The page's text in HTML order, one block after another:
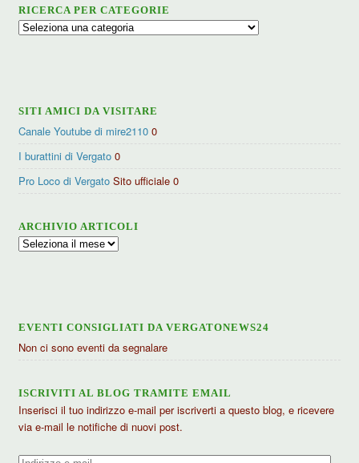
RICERCA PER CATEGORIE
Ricerca
SITI AMICI DA VISITARE
Canale Youtube di mire2110 0
I burattini di Vergato 0
Pro Loco di Vergato Sito ufficiale 0
ARCHIVIO ARTICOLI
Archivio
EVENTI CONSIGLIATI DA VERGATONEWS24
Non ci sono eventi da segnalare
ISCRIVITI AL BLOG TRAMITE EMAIL
Inserisci il tuo indirizzo e-mail per iscriverti a questo blog, e ricevere
via e-mail le notifiche di nuovi post.